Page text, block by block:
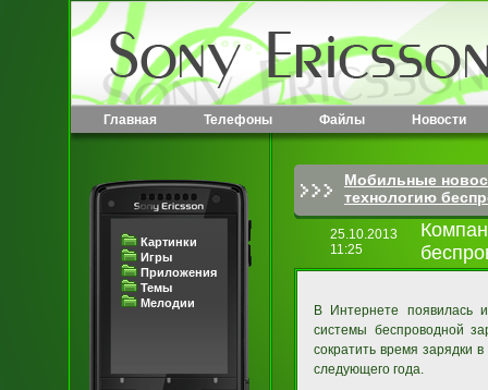
Главная Телефоны Файлы Новости
Картинки
Игры
Приложения
Темы
Мелодии
Мобильные
технологию
25.10.2013
11:25
В Интернете появилась
системы беспроводной
сократить время зарядки
следующего года.